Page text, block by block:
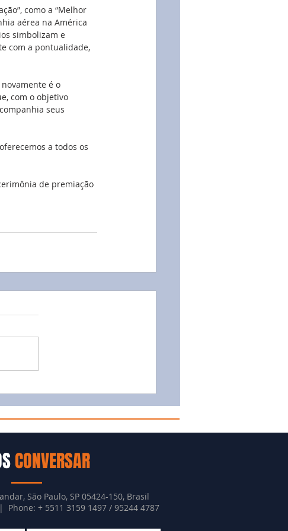
como a “Melhor
aérea na América
simbolizam e
com a pontualidade,
é o
com o objetivo
seus
a todos os
de premiação
CONVERSAR
São Paulo, SP 05424-150, Brasil
Phone: + 5511 3159 1497 / 95244 4787